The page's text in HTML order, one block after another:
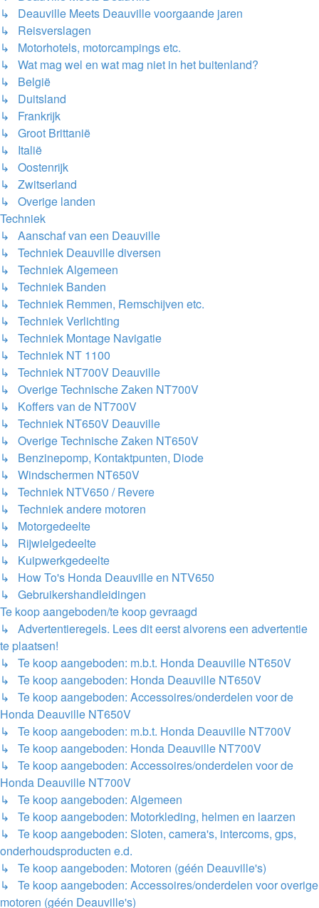
↳ Deauville Meets Deauville voorgaande jaren
↳ Reisverslagen
↳ Motorhotels, motorcampings etc.
↳ Wat mag wel en wat mag niet in het buitenland?
↳ België
↳ Duitsland
↳ Frankrijk
↳ Groot Brittanië
↳ Italië
↳ Oostenrijk
↳ Zwitserland
↳ Overige landen
Techniek
↳ Aanschaf van een Deauville
↳ Techniek Deauville diversen
↳ Techniek Algemeen
↳ Techniek Banden
↳ Techniek Remmen, Remschijven etc.
↳ Techniek Verlichting
↳ Techniek Montage Navigatie
↳ Techniek NT 1100
↳ Techniek NT700V Deauville
↳ Overige Technische Zaken NT700V
↳ Koffers van de NT700V
↳ Techniek NT650V Deauville
↳ Overige Technische Zaken NT650V
↳ Benzinepomp, Kontaktpunten, Diode
↳ Windschermen NT650V
↳ Techniek NTV650 / Revere
↳ Techniek andere motoren
↳ Motorgedeelte
↳ Rijwielgedeelte
↳ Kuipwerkgedeelte
↳ How To's Honda Deauville en NTV650
↳ Gebruikershandleidingen
Te koop aangeboden/te koop gevraagd
↳ Advertentieregels. Lees dit eerst alvorens een advertentie
te plaatsen!
↳ Te koop aangeboden: m.b.t. Honda Deauville NT650V
↳ Te koop aangeboden: Honda Deauville NT650V
↳ Te koop aangeboden: Accessoires/onderdelen voor de
Honda Deauville NT650V
↳ Te koop aangeboden: m.b.t. Honda Deauville NT700V
↳ Te koop aangeboden: Honda Deauville NT700V
↳ Te koop aangeboden: Accessoires/onderdelen voor de
Honda Deauville NT700V
↳ Te koop aangeboden: Algemeen
↳ Te koop aangeboden: Motorkleding, helmen en laarzen
↳ Te koop aangeboden: Sloten, camera's, intercoms, gps,
onderhoudsproducten e.d.
↳ Te koop aangeboden: Motoren (géén Deauville's)
↳ Te koop aangeboden: Accessoires/onderdelen voor overige
motoren (géén Deauville's)